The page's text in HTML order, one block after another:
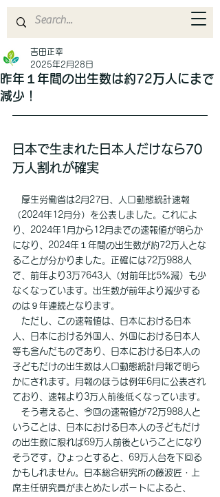
昨年１年間の出生数は約72万人にまで
減少！
吉田正幸
2025年2月28日
日本で生まれた日本人だけなら70
万人割れが確実
厚生労働省は2月27日、人口動態統計速報
（2024年12月分）を公表しました。これによ
り、2024年1月から12月までの速報値が明らか
になり、2024年１年間の出生数が約72万人とな
ることが分かりました。正確には72万988人
で、前年より3万7643人（対前年比5％減）も少
なくなっています。出生数が前年より減少する
のは９年連続となります。
ただし、この速報値は、日本における日本
人、日本における外国人、外国における日本人
等も含んだものであり、日本における日本人の
子どもだけの出生数は人口動態統計月報で明ら
かにされます。月報のほうは例年6月に公表され
ており、速報より3万人前後低くなっています。
そう考えると、今回の速報値が72万988人と
いうことは、日本における日本人の子どもだけ
の出生数に限れば69万人前後ということになり
そうです。ひょっとすると、69万人台を下回る
かもしれません。日本総合研究所の藤波匠・上
席主任研究員がまとめたレポートによると、